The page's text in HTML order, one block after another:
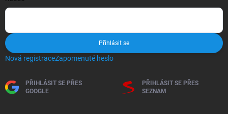
Přihlásit se
Nová registraceZapomenuté heslo
PŘIHLÁSIT SE PŘES
GOOGLE
PŘIHLÁSIT SE PŘES
SEZNAM